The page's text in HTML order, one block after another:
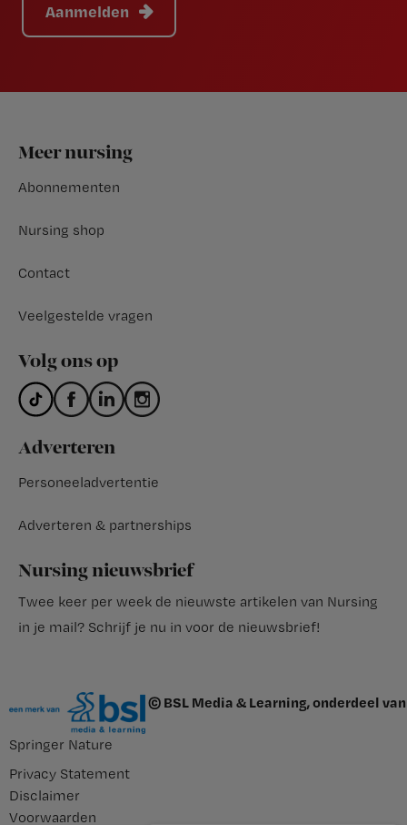
Aanmelden
Footer
Meer nursing
Abonnementen
Nursing shop
Contact
Veelgestelde vragen
Volg ons op
Adverteren
Personeeladvertentie
Adverteren & partnerships
Nursing nieuwsbrief
Twee keer per week de nieuwste artikelen van Nursing
in je mail? Schrijf je nu in voor de nieuwsbrief!
© BSL Media & Learning, onderdeel van
Springer Nature
Privacy Statement
Disclaimer
Voorwaarden